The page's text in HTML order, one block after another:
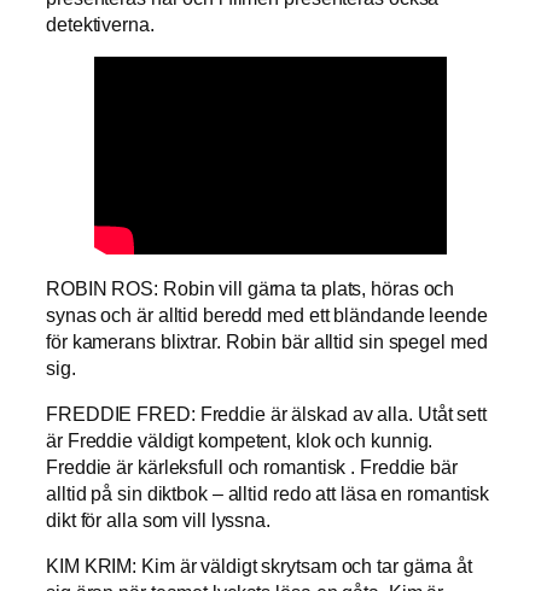
detektiverna.
ROBIN ROS: Robin vill gärna ta plats, höras och
synas och är alltid beredd med ett bländande leende
för kamerans blixtrar. Robin bär alltid sin spegel med
sig.
FREDDIE FRED: Freddie är älskad av alla. Utåt sett
är Freddie väldigt kompetent, klok och kunnig.
Freddie är kärleksfull och romantisk . Freddie bär
alltid på sin diktbok – alltid redo att läsa en romantisk
dikt för alla som vill lyssna.
KIM KRIM: Kim är väldigt skrytsam och tar gärna åt